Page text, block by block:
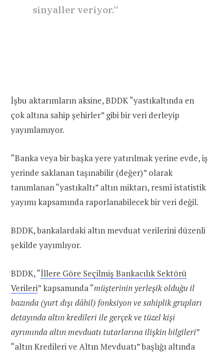
sinyaller veriyor.”
İşbu aktarımların aksine, BDDK “yastıkaltında en
çok altına sahip şehirler” gibi bir veri derleyip
yayımlamıyor.
“Banka veya bir başka yere yatırılmak yerine evde, iş
yerinde saklanan taşınabilir (değer)” olarak
tanımlanan “yastıkaltı” altın miktarı, resmî istatistik
yayımı kapsamında raporlanabilecek bir veri değil.
BDDK, bankalardaki altın mevduat verilerini düzenli
şekilde yayımlıyor.
BDDK, “İllere Göre Seçilmiş Bankacılık Sektörü
Verileri” kapsamında “müşterinin yerleşik olduğu il
bazında (yurt dışı dâhil) fonksiyon ve sahiplik grupları
detayında altın kredileri ile gerçek ve tüzel kişi
ayrımında altın mevduatı tutarlarına ilişkin bilgileri”
“altın Kredileri ve Altın Mevduatı” başlığı altında